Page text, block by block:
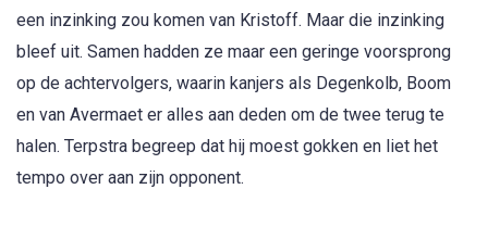
een inzinking zou komen van Kristoff. Maar die inzinking
bleef uit. Samen hadden ze maar een geringe voorsprong
op de achtervolgers, waarin kanjers als Degenkolb, Boom
en van Avermaet er alles aan deden om de twee terug te
halen. Terpstra begreep dat hij moest gokken en liet het
tempo over aan zijn opponent.